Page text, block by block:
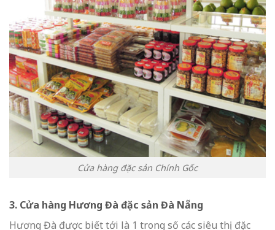
Cửa hàng đặc sản Chính Gốc
3. Cửa hàng Hương Đà đặc sản Đà Nẵng
Hương Đà được biết tới là 1 trong số các siêu thị đặc